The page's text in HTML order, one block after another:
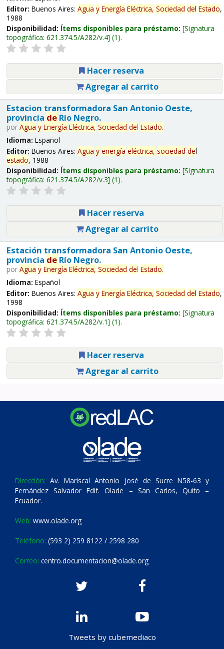
Editor: Buenos Aires: Agua y Energía Eléctrica, Sociedad del Estado,
1988
Disponibilidad: Ítems disponibles para préstamo: Signatura
topográfica: 621.374.5/A282/v.4 (1).
Hacer reserva
Agregar al carrito
Estacion transformadora San Antonio Oeste,
provincia deRío Negro.
por Agua y Energía Eléctrica, Sociedad del Estado.
Idioma: Español
Editor: Buenos Aires: Agua y energía eléctrica, sociedad del
estado, 1988
Disponibilidad: Ítems disponibles para préstamo: Signatura
topográfica: 621.374.5/A282/v.3 (1).
Hacer reserva
Agregar al carrito
Estación transformadora San Antonio Oeste,
provincia deRío Negro.
por Agua y Energía Eléctrica, Sociedad del Estado.
Idioma: Español
Editor: Buenos Aires: Agua y Energía Eléctrica, Sociedad del Estado,
1998
Disponibilidad: Ítems disponibles para préstamo: Signatura
topográfica: 621.374.5/A282/v.1 (1).
Hacer reserva
Agregar al carrito
Dirección: Av. Mariscal Antonio José de Sucre N58-63 y
Fernández Salvador Edif. Olade – San Carlos, Quito –
Ecuador.
Web: www.olade.org
Teléfono: (593 2) 259 8122 / 2598 280
Correo: centro.documentacion@olade.org
Tweets by cubemediaco